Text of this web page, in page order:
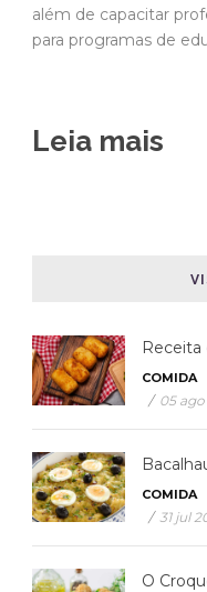
além de capacitar
para programas de
Leia mais
COMIDA
/ 05
COMIDA
/ 31 jul
O